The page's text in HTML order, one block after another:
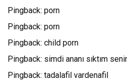
Pingback: porn
Pingback: porn
Pingback: child porn
Pingback: simdi ananı sıktım
Pingback: tadalafil vardenafil